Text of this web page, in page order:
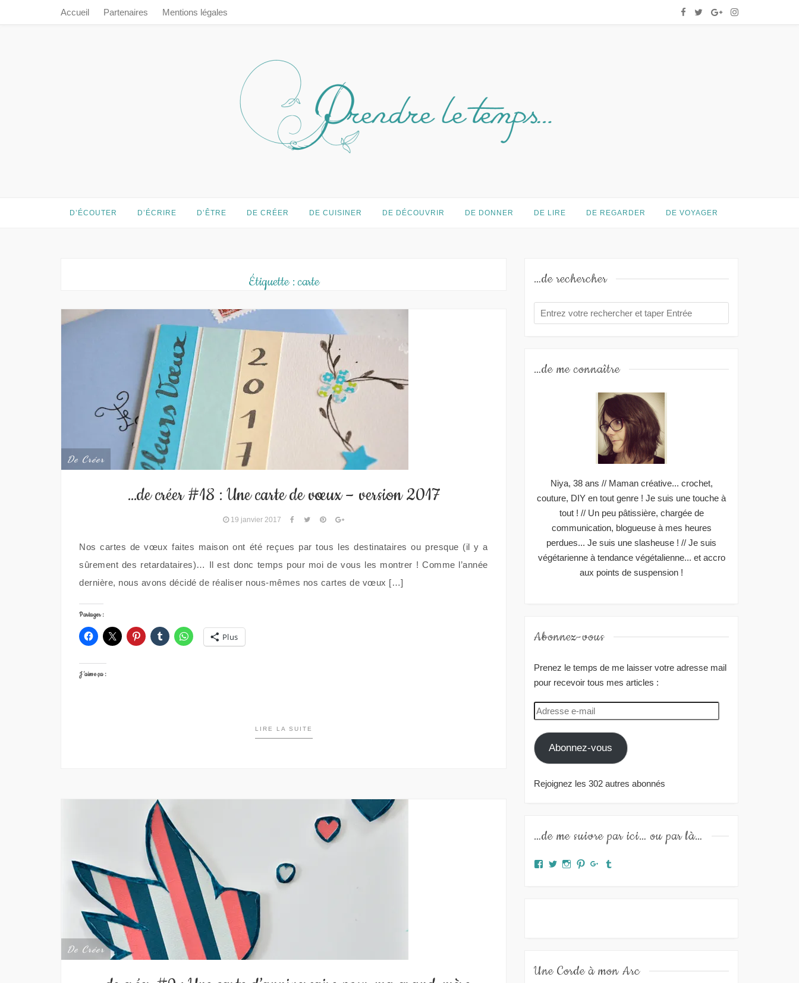
Accueil Partenaires Mentions légales
Prendre le temps…
D’ÉCOUTER D’ÉCRIRE D’ÊTRE DE CRÉER DE CUISINER DE DÉCOUVRIR DE DONNER DE LIRE DE REGARDER DE VOYAGER
Étiquette :carte
De Créer
…de créer #18 : Une carte de vœux – version 2017
19 janvier 2017
Nos cartes de vœux faites maison ont été reçues par tous les destinataires ou presque (il y a
sûrement des retardataires)… Il est donc temps pour moi de vous les montrer ! Comme l’année
dernière, nous avons décidé de réaliser nous-mêmes nos cartes de vœux […]
Partager :
Plus
J’aime ça :
LIRE LA SUITE
De Créer
…de rechercher
…de me connaître
Niya, 38 ans // Maman créative... crochet,
couture, DIY en tout genre ! Je suis une touche à
tout ! // Un peu pâtissière, chargée de
communication, blogueuse à mes heures
perdues... Je suis une slasheuse ! // Je suis
végétarienne à tendance végétalienne... et accro
aux points de suspension !
Abonnez-vous
Prenez le temps de me laisser votre adresse mail
pour recevoir tous mes articles :
Adresse
e-
mail
Abonnez-vous
Rejoignez les 302 autres abonnés
…de me suivre par ici… ou par là…
Facebook
TwitterInstagram
PinterestGoogle+
Une Corde à mon Arc